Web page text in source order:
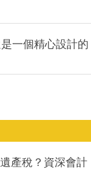
一個精心設計的
產稅？資深會計